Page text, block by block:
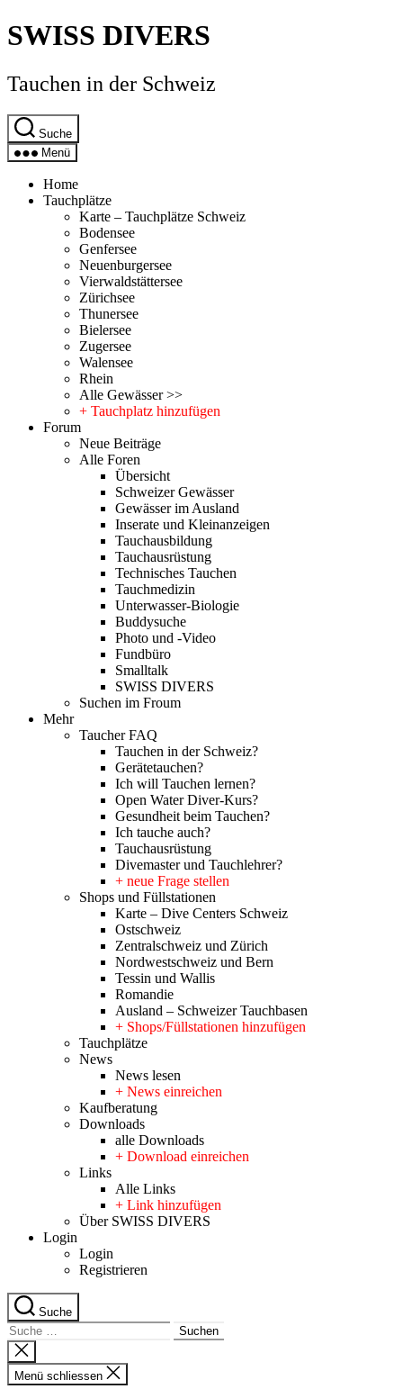
Direkt
zum
wechseln
SWISS DIVERS
Tauchen in der Schweiz
Suche
Menü
Home
Tauchplätze
Karte – Tauchplätze Schweiz
Bodensee
Genfersee
Neuenburgersee
Vierwaldstättersee
Zürichsee
Thunersee
Bielersee
Zugersee
Walensee
Rhein
Alle Gewässer >>
+ Tauchplatz hinzufügen
Forum
Neue Beiträge
Alle Foren
Übersicht
Schweizer Gewässer
Gewässer im Ausland
Inserate und Kleinanzeigen
Tauchausbildung
Tauchausrüstung
Technisches Tauchen
Tauchmedizin
Unterwasser-Biologie
Buddysuche
Photo und -Video
Fundbüro
Smalltalk
SWISS DIVERS
Suchen im Froum
Mehr
Taucher FAQ
Tauchen in der Schweiz?
Gerätetauchen?
Ich will Tauchen lernen?
Open Water Diver-Kurs?
Gesundheit beim Tauchen?
Ich tauche auch?
Tauchausrüstung
Divemaster und Tauchlehrer?
+ neue Frage stellen
Shops und Füllstationen
Karte – Dive Centers Schweiz
Ostschweiz
Zentralschweiz und Zürich
Nordwestschweiz und Bern
Tessin und Wallis
Romandie
Ausland – Schweizer Tauchbasen
+ Shops/Füllstationen hinzufügen
Tauchplätze
News
News lesen
+ News einreichen
Kaufberatung
Downloads
alle Downloads
+ Download einreichen
Links
Alle Links
+ Link hinzufügen
Über SWISS DIVERS
Login
Login
Registrieren
Suche
Suche
nach:
Suche
schliessen
Menü schliessen